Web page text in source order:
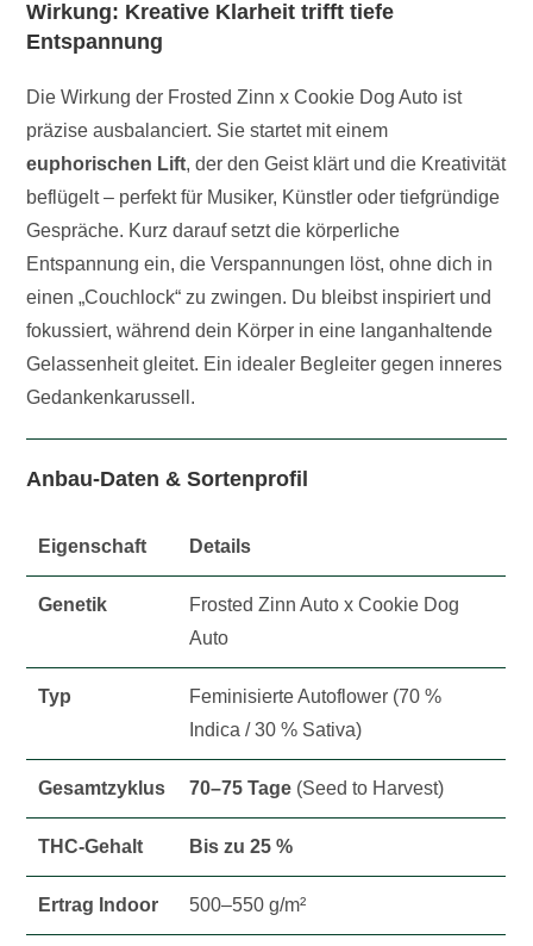
Wirkung: Kreative Klarheit trifft tiefe
Entspannung
Die Wirkung der Frosted Zinn x Cookie Dog Auto ist
präzise ausbalanciert. Sie startet mit einem
euphorischen Lift, der den Geist klärt und die Kreativität
beflügelt – perfekt für Musiker, Künstler oder tiefgründige
Gespräche. Kurz darauf setzt die körperliche
Entspannung ein, die Verspannungen löst, ohne dich in
einen „Couchlock“ zu zwingen. Du bleibst inspiriert und
fokussiert, während dein Körper in eine langanhaltende
Gelassenheit gleitet. Ein idealer Begleiter gegen inneres
Gedankenkarussell.
Anbau-Daten & Sortenprofil
Eigenschaft Details
Genetik
Frosted Zinn Auto x Cookie Dog
Auto
Typ
Feminisierte Autoflower (70 %
Indica / 30 % Sativa)
Gesamtzyklus 70–75 Tage (Seed to Harvest)
THC-Gehalt Bis zu 25 %
Ertrag Indoor 500–550 g/m²